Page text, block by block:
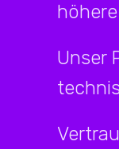
Unser